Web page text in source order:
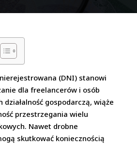
nierejestrowana (DNI) stanowi
dla freelancerów i osób
działalność gospodarczą, wiąże
przestrzegania wielu
Nawet drobne
skutkować koniecznością